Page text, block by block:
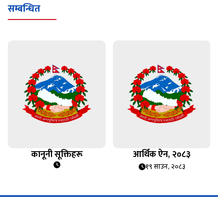
सम्बन्धित
कानूनी सूक्तिहरू आर्थिक ऐन, २०८३
१९ साउन, २०८३